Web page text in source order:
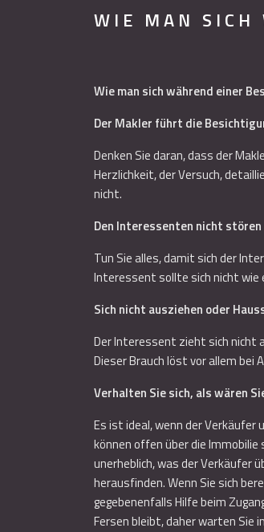
WIE MAN SICH
Wie man sich während einer
Der Makler führt die
Denken Sie daran, dass der
Herzlichkeit, der Versuch,
nicht.
Den Interessenten nicht stören
Tun Sie alles, damit sich der
Interessent sollte sich nicht wie
Sich nicht ausziehen oder
Der Interessent zieht sich nicht
Dieser Brauch löst vor allem bei
Verhalten Sie sich, als wären
Es ist ideal, wenn der Verkäufer
können offen über die
unerheblich, was der Verkäufer
herausfinden. Wenn Sie sich
gegebenenfalls Hilfe beim
Fersen bleibt, daher warten Sie